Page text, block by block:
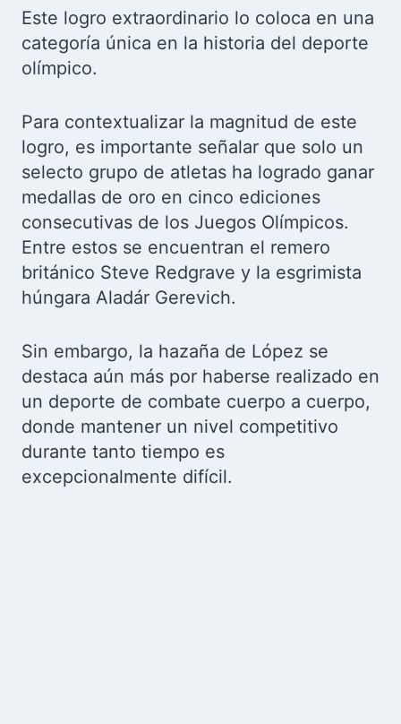
Este logro extraordinario lo coloca en una
categoría única en la historia del deporte
olímpico.
Para contextualizar la magnitud de este
logro, es importante señalar que solo un
selecto grupo de atletas ha logrado ganar
medallas de oro en cinco ediciones
consecutivas de los Juegos Olímpicos.
Entre estos se encuentran el remero
británico Steve Redgrave y la esgrimista
húngara Aladár Gerevich.
Sin embargo, la hazaña de López se
destaca aún más por haberse realizado en
un deporte de combate cuerpo a cuerpo,
donde mantener un nivel competitivo
durante tanto tiempo es
excepcionalmente difícil.